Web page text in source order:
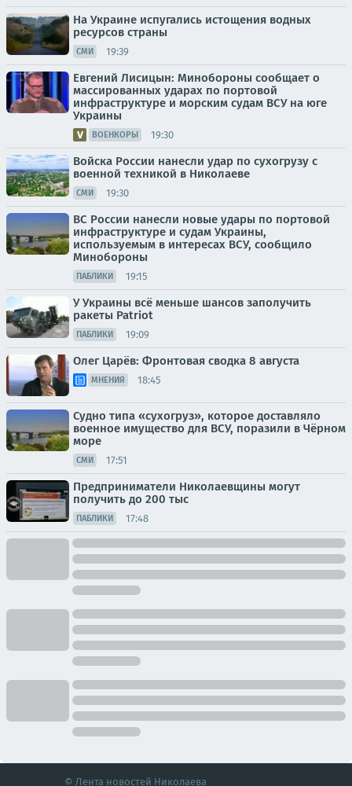
На Украине испугались истощения водных
ресурсов страны
СМИ 19:39
Евгений Лисицын: Минобороны сообщает о
массированных ударах по портовой
инфраструктуре и морским судам ВСУ на юге
Украины
ВОЕНКОРЫ 19:30
Войска России нанесли удар по сухогрузу с
военной техникой в Николаеве
СМИ 19:30
ВС России нанесли новые удары по портовой
инфраструктуре и судам Украины,
используемым в интересах ВСУ, сообщило
Минобороны
ПАБЛИКИ 19:15
У Украины всё меньше шансов заполучить
ракеты Patriot
ПАБЛИКИ 19:09
Олег Царёв: Фронтовая сводка 8 августа
МНЕНИЯ 18:45
Судно типа «сухогруз», которое доставляло
военное имущество для ВСУ, поразили в Чёрном
море
СМИ 17:51
Предприниматели Николаевщины могут
получить до 200 тыс
ПАБЛИКИ 17:48
© Лента новостей Николаева